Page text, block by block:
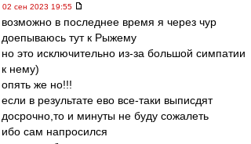
02 сен 2023 19:55
возможно в последнее время я через чур
доепываюсь тут к Рыжему
но это исключительно из-за большой симпатии
к нему)
опять же но!!!
если в результате ево все-таки выписдят
досрочно,то и минуты не буду сожалеть
ибо сам напросился